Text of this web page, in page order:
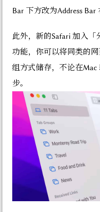
Bar 下方改为Address
此外，新的Safari 加入
功能，你可以将同类的
组方式储存，不论在Mac
步。